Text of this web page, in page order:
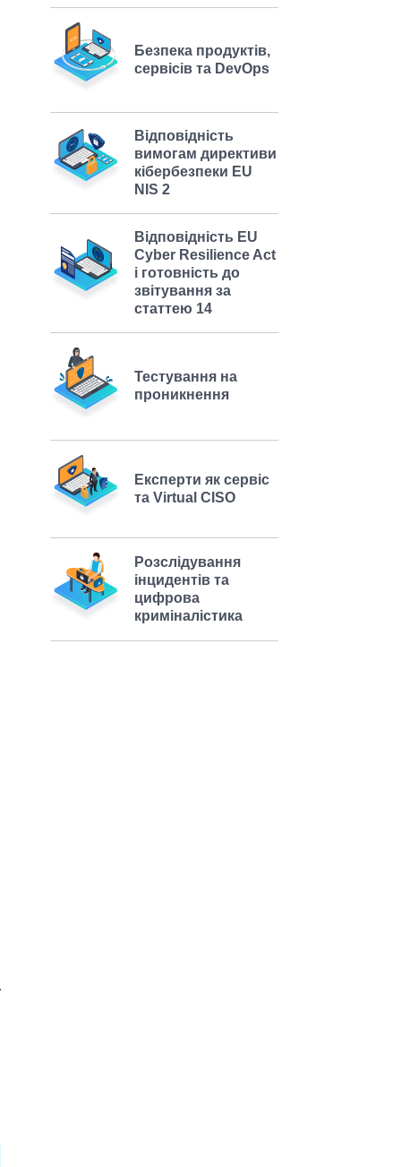
Безпека продуктів,
сервісів та DevOps
Відповідність
вимогам директиви
кібербезпеки EU
NIS 2
Відповідність EU
Cyber Resilience Act
і готовність до
звітування за
статтею 14
Тестування на
проникнення
Експерти як сервіс
та Virtual CISO
Розслідування
інцидентів та
цифрова
криміналістика